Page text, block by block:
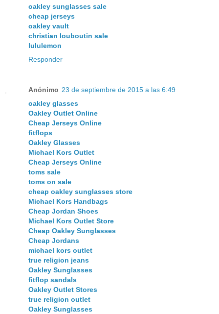
oakley sunglasses sale
cheap jerseys
oakley vault
christian louboutin sale
lululemon
Responder
Anónimo 23 de septiembre de 2015 a las 6:49
oakley glasses
Oakley Outlet Online
Cheap Jerseys Online
fitflops
Oakley Glasses
Michael Kors Outlet
Cheap Jerseys Online
toms sale
toms on sale
cheap oakley sunglasses store
Michael Kors Handbags
Cheap Jordan Shoes
Michael Kors Outlet Store
Cheap Oakley Sunglasses
Cheap Jordans
michael kors outlet
true religion jeans
Oakley Sunglasses
fitflop sandals
Oakley Outlet Stores
true religion outlet
Oakley Sunglasses